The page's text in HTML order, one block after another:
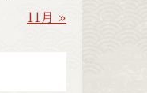
11月 »